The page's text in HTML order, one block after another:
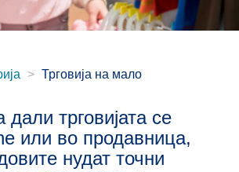
Трговија на мало
дали трговијата се
или во продавница,
нудат точни